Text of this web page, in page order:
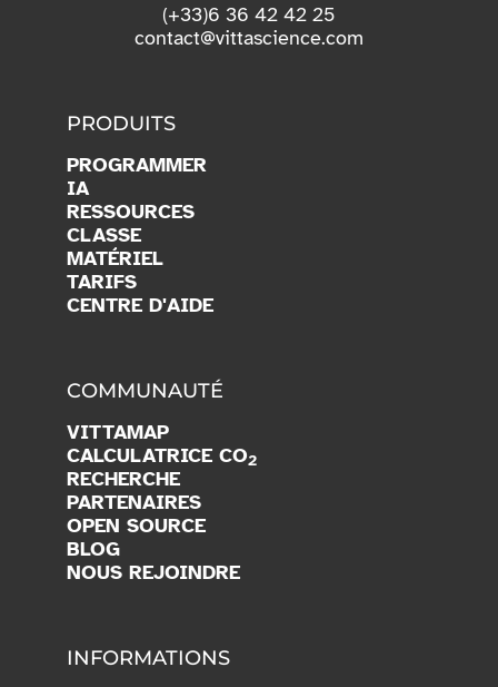
(+33)6 36 42 42 25
contact@vittascience.com
PRODUITS
PROGRAMMER
IA
RESSOURCES
CLASSE
MATÉRIEL
TARIFS
CENTRE D'AIDE
COMMUNAUTÉ
VITTAMAP
CALCULATRICE CO2
RECHERCHE
PARTENAIRES
OPEN SOURCE
BLOG
NOUS REJOINDRE
INFORMATIONS